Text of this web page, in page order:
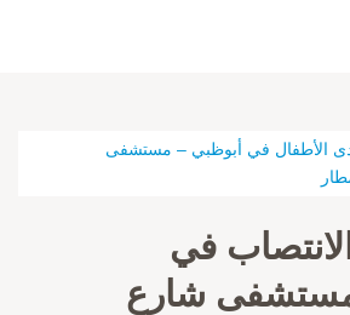
الأطفال في أبوظبي – مستشفى
في
مستشفى شارع